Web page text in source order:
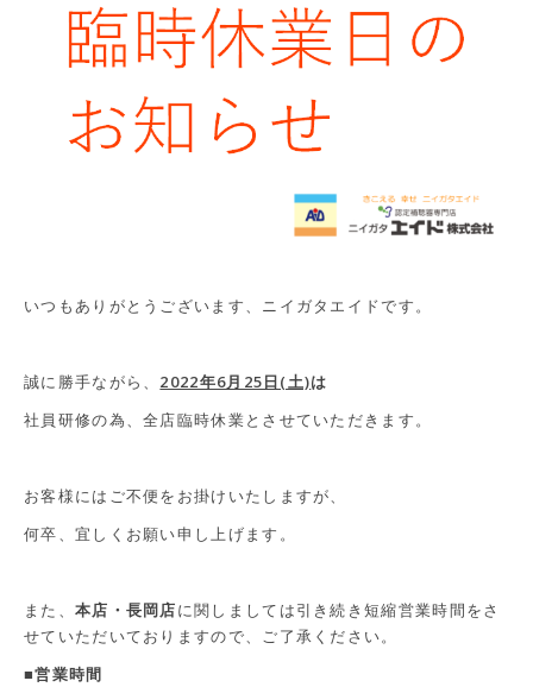
いつもありがとうございます、ニイガタエイドです。
誠に勝手ながら、 2022年6月25日(土)は
社員研修の為、全店臨時休業とさせていただきます。
お客様にはご不便をお掛けいたしますが、
何卒、宜しくお願い申し上げます。
また、 本店・長岡店に関しましては引き続き短縮営業時間をさ
せていただいておりますので、ご了承ください。
■営業時間